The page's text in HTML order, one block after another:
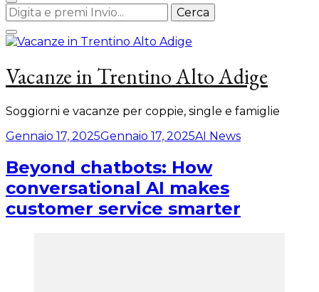
Cerchi
qualcosa?
Vacanze in Trentino Alto Adige
Soggiorni e vacanze per coppie, single e famiglie
Gennaio 17, 2025Gennaio 17, 2025AI News
Beyond chatbots: How
conversational AI makes
customer service smarter